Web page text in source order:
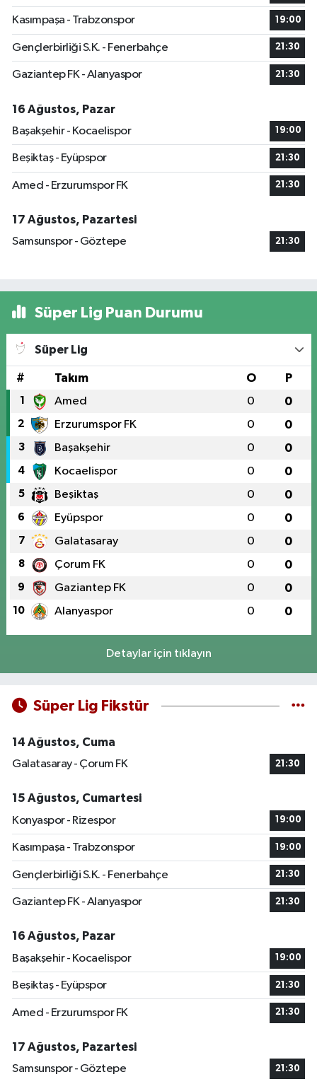
Kasımpaşa - Trabzonspor 19:00
Gençlerbirliği S.K. - Fenerbahçe 21:30
Gaziantep FK - Alanyaspor 21:30
16 Ağustos, Pazar
Başakşehir - Kocaelispor
19:00
Beşiktaş - Eyüpspor 21:30
Amed - Erzurumspor FK 21:30
17 Ağustos, Pazartesi
Samsunspor - Göztepe
21:30
Süper Lig Puan Durumu
Süper Lig
# Takım O P
1 Amed 0 0
2 Erzurumspor FK 0 0
3 Başakşehir 0 0
4 Kocaelispor 0 0
5 Beşiktaş 0 0
6 Eyüpspor 0 0
7 Galatasaray 0 0
8 Çorum FK 0 0
9 Gaziantep FK 0 0
10 Alanyaspor 0 0
Detaylar için tıklayın
Süper Lig Fikstür
14 Ağustos, Cuma
Galatasaray - Çorum FK
21:30
15 Ağustos, Cumartesi
Konyaspor - Rizespor
19:00
Kasımpaşa - Trabzonspor 19:00
Gençlerbirliği S.K. - Fenerbahçe 21:30
Gaziantep FK - Alanyaspor 21:30
16 Ağustos, Pazar
Başakşehir - Kocaelispor
19:00
Beşiktaş - Eyüpspor 21:30
Amed - Erzurumspor FK 21:30
17 Ağustos, Pazartesi
Samsunspor - Göztepe
21:30